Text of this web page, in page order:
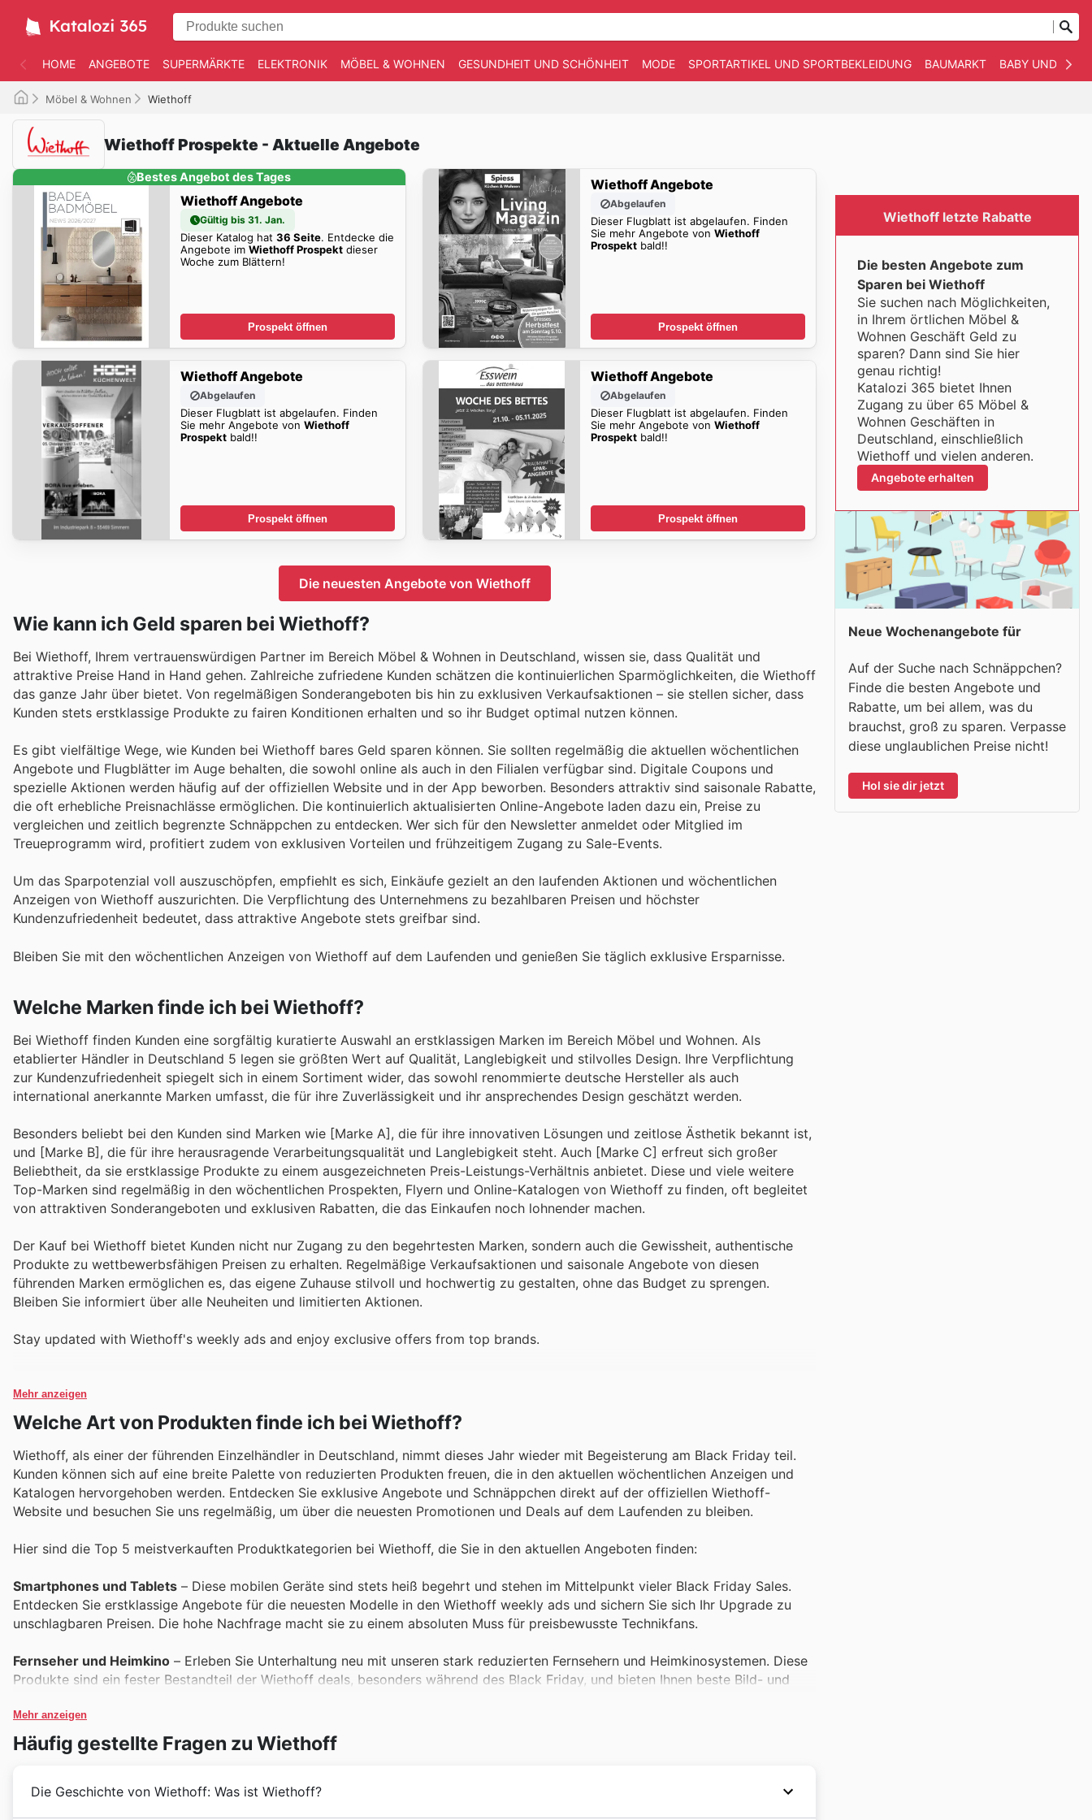
HOME ANGEBOTE SUPERMÄRKTE ELEKTRONIK MÖBEL & WOHNEN GESUNDHEIT UND SCHÖNHEIT MODE SPORTARTIKEL UND SPORTBEKLEIDUNG BAUMARKT BABY UND KIND
Möbel & Wohnen Wiethoff
Wiethoff Prospekte - Aktuelle Angebote
Bestes Angebot des Tages
Wiethoff Angebote
Gültig bis 31. Jan.
Dieser Katalog hat 36 Seite. Entdecke die
Angebote im Wiethoff Prospektdieser
Woche zum Blättern!
Prospekt öffnen
Wiethoff Angebote
Abgelaufen
Dieser Flugblatt ist abgelaufen. Finden
Sie mehr Angebote vonWiethoff
Prospekt bald!!
Prospekt öffnen
Wiethoff Angebote
Abgelaufen
Dieser Flugblatt ist abgelaufen. Finden
Sie mehr Angebote von Wiethoff
Prospektbald!!
Prospekt öffnen
Wiethoff Angebote
Abgelaufen
Dieser Flugblatt ist abgelaufen. Finden
Sie mehr Angebote vonWiethoff
Prospekt bald!!
Prospekt öffnen
Die neuesten Angebote von Wiethoff
Wie kann ich Geld sparen bei Wiethoff?
Bei Wiethoff, Ihrem vertrauenswürdigen Partner im Bereich Möbel & Wohnen in Deutschland, wissen sie, dass Qualität und
attraktive Preise Hand in Hand gehen. Zahlreiche zufriedene Kunden schätzen die kontinuierlichen Sparmöglichkeiten, die Wiethoff
das ganze Jahr über bietet. Von regelmäßigen Sonderangeboten bis hin zu exklusiven Verkaufsaktionen – sie stellen sicher, dass
Kunden stets erstklassige Produkte zu fairen Konditionen erhalten und so ihr Budget optimal nutzen können.
Es gibt vielfältige Wege, wie Kunden bei Wiethoff bares Geld sparen können. Sie sollten regelmäßig die aktuellen wöchentlichen
Angebote und Flugblätter im Auge behalten, die sowohl online als auch in den Filialen verfügbar sind. Digitale Coupons und
spezielle Aktionen werden häufig auf der offiziellen Website und in der App beworben. Besonders attraktiv sind saisonale Rabatte,
die oft erhebliche Preisnachlässe ermöglichen. Die kontinuierlich aktualisierten Online-Angebote laden dazu ein, Preise zu
vergleichen und zeitlich begrenzte Schnäppchen zu entdecken. Wer sich für den Newsletter anmeldet oder Mitglied im
Treueprogramm wird, profitiert zudem von exklusiven Vorteilen und frühzeitigem Zugang zu Sale-Events.
Um das Sparpotenzial voll auszuschöpfen, empfiehlt es sich, Einkäufe gezielt an den laufenden Aktionen und wöchentlichen
Anzeigen von Wiethoff auszurichten. Die Verpflichtung des Unternehmens zu bezahlbaren Preisen und höchster
Kundenzufriedenheit bedeutet, dass attraktive Angebote stets greifbar sind.
Bleiben Sie mit den wöchentlichen Anzeigen von Wiethoff auf dem Laufenden und genießen Sie täglich exklusive Ersparnisse.
Welche Marken finde ich bei Wiethoff?
Bei Wiethoff finden Kunden eine sorgfältig kuratierte Auswahl an erstklassigen Marken im Bereich Möbel und Wohnen. Als
etablierter Händler in Deutschland 5 legen sie größten Wert auf Qualität, Langlebigkeit und stilvolles Design. Ihre Verpflichtung
zur Kundenzufriedenheit spiegelt sich in einem Sortiment wider, das sowohl renommierte deutsche Hersteller als auch
international anerkannte Marken umfasst, die für ihre Zuverlässigkeit und ihr ansprechendes Design geschätzt werden.
Besonders beliebt bei den Kunden sind Marken wie [Marke A], die für ihre innovativen Lösungen und zeitlose Ästhetik bekannt ist,
und [Marke B], die für ihre herausragende Verarbeitungsqualität und Langlebigkeit steht. Auch [Marke C] erfreut sich großer
Beliebtheit, da sie erstklassige Produkte zu einem ausgezeichneten Preis-Leistungs-Verhältnis anbietet. Diese und viele weitere
Top-Marken sind regelmäßig in den wöchentlichen Prospekten, Flyern und Online-Katalogen von Wiethoff zu finden, oft begleitet
von attraktiven Sonderangeboten und exklusiven Rabatten, die das Einkaufen noch lohnender machen.
Der Kauf bei Wiethoff bietet Kunden nicht nur Zugang zu den begehrtesten Marken, sondern auch die Gewissheit, authentische
Produkte zu wettbewerbsfähigen Preisen zu erhalten. Regelmäßige Verkaufsaktionen und saisonale Angebote von diesen
führenden Marken ermöglichen es, das eigene Zuhause stilvoll und hochwertig zu gestalten, ohne das Budget zu sprengen.
Bleiben Sie informiert über alle Neuheiten und limitierten Aktionen.
Stay updated with Wiethoff's weekly ads and enjoy exclusive offers from top brands.
Mehr anzeigen
Welche Art von Produkten finde ich bei Wiethoff?
Wiethoff, als einer der führenden Einzelhändler in Deutschland, nimmt dieses Jahr wieder mit Begeisterung am Black Friday teil.
Kunden können sich auf eine breite Palette von reduzierten Produkten freuen, die in den aktuellen wöchentlichen Anzeigen und
Katalogen hervorgehoben werden. Entdecken Sie exklusive Angebote und Schnäppchen direkt auf der offiziellen Wiethoff-
Website und besuchen Sie uns regelmäßig, um über die neuesten Promotionen und Deals auf dem Laufenden zu bleiben.
Hier sind die Top 5 meistverkauften Produktkategorien bei Wiethoff, die Sie in den aktuellen Angeboten finden:
Smartphones und Tablets – Diese mobilen Geräte sind stets heiß begehrt und stehen im Mittelpunkt vieler Black Friday Sales.
Entdecken Sie erstklassige Angebote für die neuesten Modelle in den Wiethoff weekly ads und sichern Sie sich Ihr Upgrade zu
unschlagbaren Preisen. Die hohe Nachfrage macht sie zu einem absoluten Muss für preisbewusste Technikfans.
Fernseher und Heimkino – Erleben Sie Unterhaltung neu mit unseren stark reduzierten Fernsehern und Heimkinosystemen. Diese
Produkte sind ein fester Bestandteil der Wiethoff deals, besonders während des Black Friday, und bieten Ihnen beste Bild- und
Haushaltsgroßgeräte – Sparen Sie bei wichtigen Anschaffungen für Ihr Zuhause, denn wir bieten attraktive Wiethoff offers auf
eine Vielzahl von Haushaltsgroßgeräten. Von energieeffizienten Kühlschränken bis hin zu leistungsstarken Waschmaschinen –
Mehr anzeigen
Häufig gestellte Fragen zu Wiethoff
Die Geschichte von Wiethoff: Was ist Wiethoff?
Wiethoff letzte Rabatte
Die besten Angebote zum
Sparen bei Wiethoff
Sie suchen nach Möglichkeiten,
in Ihrem örtlichen Möbel &
Wohnen Geschäft Geld zu
sparen? Dann sind Sie hier
genau richtig!
Katalozi 365 bietet Ihnen
Zugang zu über 65 Möbel &
Wohnen Geschäften in
Deutschland, einschließlich
Wiethoff und vielen anderen.
Angebote erhalten
Neue Wochenangebote für
Auf der Suche nach Schnäppchen?
Finde die besten Angebote und
Rabatte, um bei allem, was du
brauchst, groß zu sparen. Verpasse
diese unglaublichen Preise nicht!
Hol sie dir jetzt